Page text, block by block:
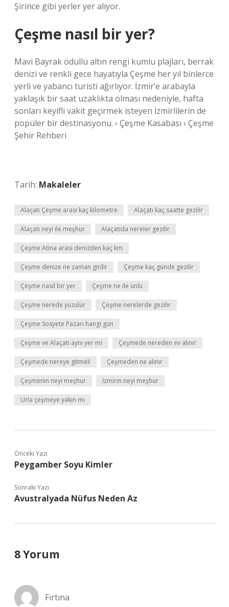
Şirince gibi yerler yer alıyor.
Çeşme nasıl bir yer?
Mavi Bayrak ödüllü altın rengi kumlu plajları, berrak
denizi ve renkli gece hayatıyla Çeşme her yıl binlerce
yerli ve yabancı turisti ağırlıyor. İzmir’e arabayla
yaklaşık bir saat uzaklıkta olması nedeniyle, hafta
sonları keyifli vakit geçirmek isteyen İzmirlilerin de
popüler bir destinasyonu. › Çeşme Kasabası › Çeşme
Şehir Rehberi
Tarih: Makaleler
Alaçatı Çeşme arası kaç kilometre Alaçatı kaç saatte gezilir
Alaçatı neyi ile meşhur Alaçatıda nereler gezilir
Çeşme Atina arası denizden kaç km
Çeşme denize ne zaman girilir Çeşme kaç günde gezilir
Çeşme nasıl bir yer Çeşme ne ile ünlü
Çeşme nerede yüzülür Çeşme nerelerde gezilir
Çeşme Sosyete Pazarı hangi gün
Çeşme ve Alaçatı aynı yer mi Çeşmede nereden ev alınır
Çeşmede nereye gitmeli Çeşmeden ne alınır
Çeşmenin neyi meşhur İzmirin neyi meşhur
Urla çeşmeye yakın mı
Önceki Yazı
Peygamber Soyu Kimler
Sonraki Yazı
Avustralyada Nüfus Neden Az
8 Yorum
Fırtına